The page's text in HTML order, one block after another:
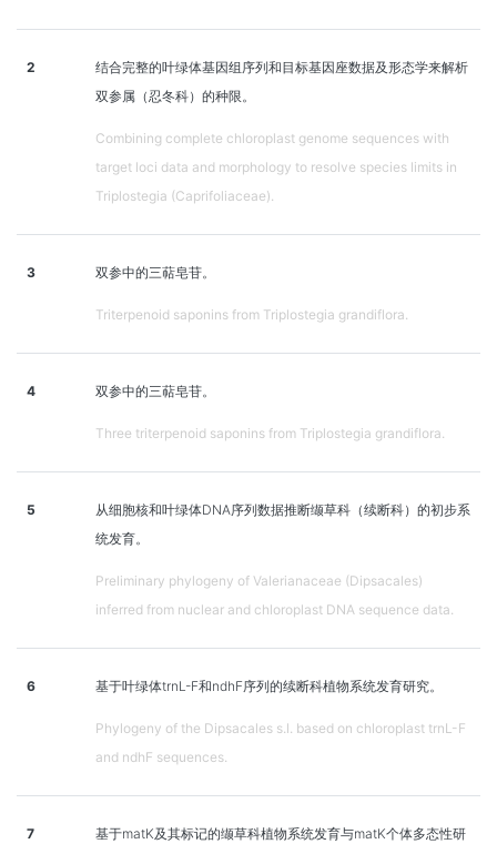
2
结合完整的叶绿体基因组序列和目标基因座数据及形态学来解析
双参属（忍冬科）的种限。
Combining complete chloroplast genome sequences with
target loci data and morphology to resolve species limits in
Triplostegia (Caprifoliaceae).
3 双参中的三萜皂苷。
Triterpenoid saponins from Triplostegia grandiflora.
4 双参中的三萜皂苷。
Three triterpenoid saponins from Triplostegia grandiflora.
5
从细胞核和叶绿体DNA序列数据推断缬草科（续断科）的初步系
统发育。
Preliminary phylogeny of Valerianaceae (Dipsacales)
inferred from nuclear and chloroplast DNA sequence data.
6 基于叶绿体trnL-F和ndhF序列的续断科植物系统发育研究。
Phylogeny of the Dipsacales s.l. based on chloroplast trnL-F
and ndhF sequences.
7
基于matK及其标记的缬草科植物系统发育与matK个体多态性研